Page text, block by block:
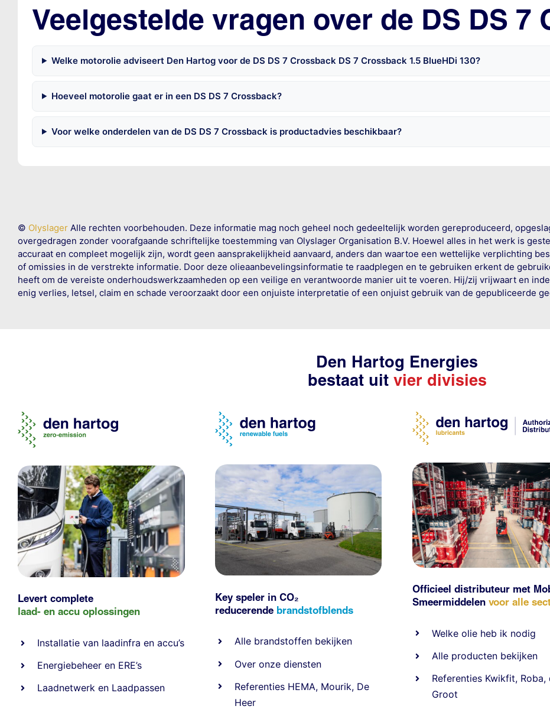
Veelgestelde vragen over de DS DS 7
Welke motorolie adviseert Den Hartog voor de DS DS 7 Crossback DS 7 Crossback 1.5 BlueHDi 130?
Hoeveel motorolie gaat er in een DS DS 7 Crossback?
Voor welke onderdelen van de DS DS 7 Crossback is productadvies beschikbaar?
© OlyslagerAlle rechten voorbehouden. Deze informatie mag noch geheel noch gedeeltelijk worden gereproduceerd,
overgedragen zonder voorafgaande schriftelijke toestemming van Olyslager Organisation B.V. Hoewel alles in het werk is
accuraat en compleet mogelijk zijn, wordt geen aansprakelijkheid aanvaard, anders dan waartoe een wettelijke verplichting
of omissies in de verstrekte informatie. Door deze olieaanbevelingsinformatie te raadplegen en te gebruiken erkent de
heeft om de vereiste onderhoudswerkzaamheden op een veilige en verantwoorde manier uit te voeren. Hij/zij vrijwaart en
enig verlies, letsel, claim en schade veroorzaakt door een onjuiste interpretatie of een onjuist gebruik van de gepubliceerde
Den Hartog Energies
bestaat uit vier divisies
Levert complete
laad- en accu oplossingen
Installatie van laadinfra en accu’s
Energiebeheer en ERE’s
Laadnetwerk en Laadpassen
Key speler in CO₂
reducerende brandstofblends
Alle brandstoffen bekijken
Over onze diensten
Referenties HEMA, Mourik, De
Heer
Officieel distributeur met
Smeermiddelen voor alle
Welke olie heb ik nodig
Alle producten bekijken
Referenties Kwikfit, Roba,
Groot